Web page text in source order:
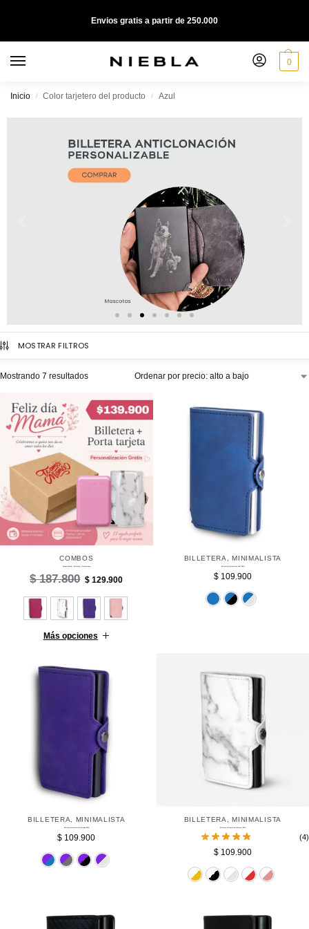
Envios gratis a partir de 250.000
0
Inicio / Color tarjetero del producto / Azul
MOSTRAR FILTROS
Mostrando 7 resultados
COMBOS
$187.800 $ 129.900
Más opciones
BILLETERA ,MINIMALISTA
$109.900
BILLETERA MINIMALISTA
$ 109.900
BILLETERA ,MINIMALISTA
(4)
$109.900
Dorado